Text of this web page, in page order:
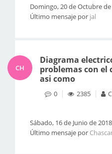
Domingo, 20 de Octubre de
Último mensaje por jal
CH
Diagrama
problemas con el
asi como
0 2385
Sábado, 16 de Junio de
Último mensaje por